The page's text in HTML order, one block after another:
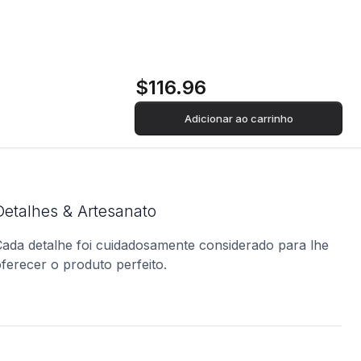
$116.96
Adicionar ao carrinho
& Artesanato
detalhe foi cuidadosamente considerado para lhe
o produto perfeito.